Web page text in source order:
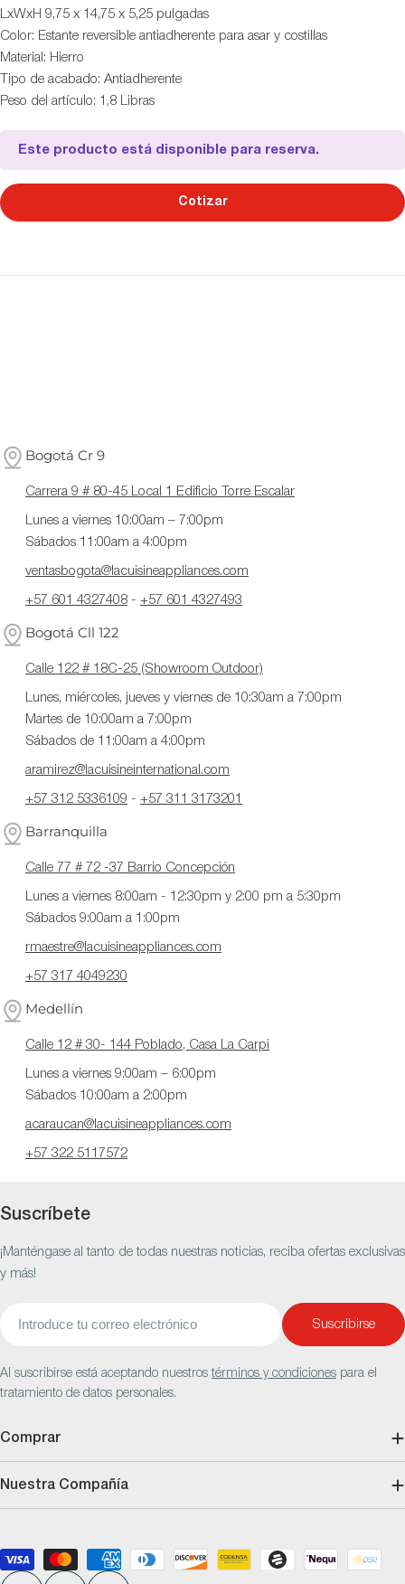
LxWxH 9,75 x 14,75 x 5,25 pulgadas
Color: Estante reversible antiadherente para asar y costillas
Material: Hierro
Tipo de acabado: Antiadherente
Peso del artículo: 1,8 Libras
Este producto está disponible para reserva.
Cotizar
Bogotá Cr 9
Carrera 9 # 80-45 Local 1 Edificio Torre Escalar
Lunes a viernes 10:00am – 7:00pm
Sábados 11:00am a 4:00pm
ventasbogota@lacuisineappliances.com
+57 601 4327408 - +57 601 4327493
Bogotá Cll 122
Calle 122 # 18C-25 (Showroom Outdoor)
Lunes, miércoles, jueves y viernes de 10:30am a 7:00pm
Martes de 10:00am a 7:00pm
Sábados de 11:00am a 4:00pm
aramirez@lacuisineinternational.com
+57 312 5336109 - +57 311 3173201
Barranquilla
Calle 77 # 72 -37 Barrio Concepción
Lunes a viernes 8:00am - 12:30pm y 2:00 pm a 5:30pm
Sábados 9:00am a 1:00pm
rmaestre@lacuisineappliances.com
+57 317 4049230
Medellín
Calle 12 # 30- 144 Poblado, Casa La Carpi
Lunes a viernes 9:00am – 6:00pm
Sábados 10:00am a 2:00pm
acaraucan@lacuisineappliances.com
+57 322 5117572
Suscríbete
¡Manténgase al tanto de todas nuestras noticias, reciba ofertas exclusivas
y más!
Suscribirse
Al suscribirse está aceptando nuestrostérminos y condiciones para el
tratamiento de datos personales.
Comprar
Nuestra Compañía
Métodos
de